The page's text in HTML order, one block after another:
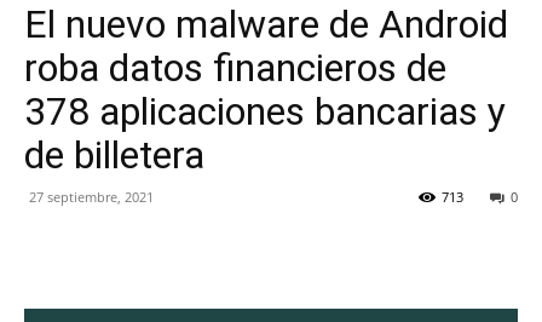
El nuevo malware de Android
roba datos financieros de
378 aplicaciones bancarias y
de billetera
27 septiembre, 2021 0
713